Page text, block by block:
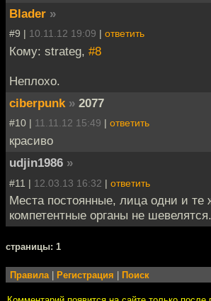
Blader »
#9 | 10.11.12 19:09 | ответить
Кому: strateg, #8
Неплохо.
ciberpunk » 2077
#10 | 11.11.12 15:49 | ответить
красиво
udjin1986 »
#11 | 12.03.13 16:32 | ответить
Места постоянные, лица одни и те
компетентные органы не шевелятся.
cтраницы: 1
Правила| Регистрация Поиск